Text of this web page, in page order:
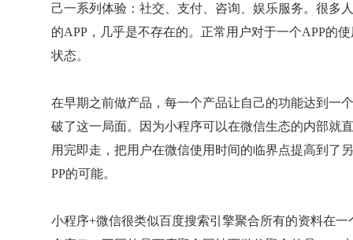
己一系列体验：社交、支付、咨询、娱乐服务。很多
的APP，几乎是不存在的。正常用户对于一个APP的
状态。
在早期之前做产品，每一个产品让自己的功能达到一
破了这一局面。因为小程序可以在微信生态的内部就
用完即走，把用户在微信使用时间的临界点提高到了
PP的可能。
小程序+微信很类似百度搜索引擎聚合所有的资料在